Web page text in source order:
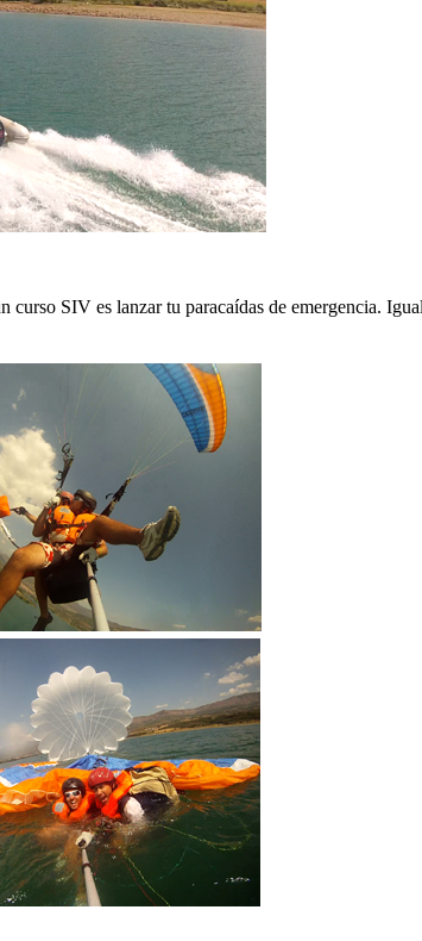
curso SIV es lanzar tu paracaídas de emergencia.